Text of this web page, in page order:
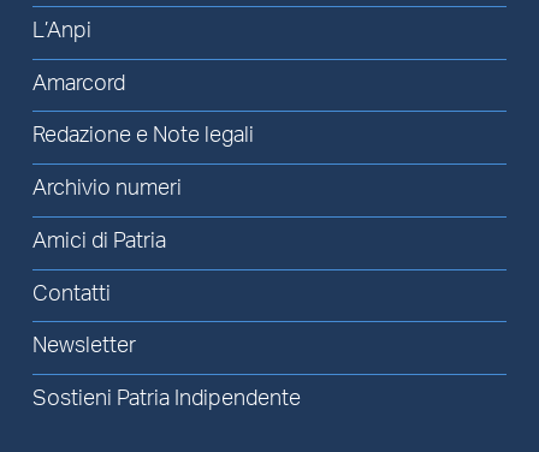
L’Anpi
Amarcord
Redazione e Note legali
Archivio numeri
Amici di Patria
Contatti
Newsletter
Sostieni Patria Indipendente